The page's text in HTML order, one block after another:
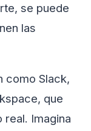
se puede
las
como Slack,
que
Imagina